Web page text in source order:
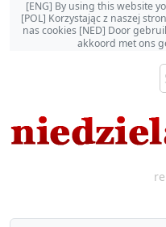
[ENG] By using this website
[POL] Korzystając z naszej
nas cookies [NED] Door
akkoord met ons